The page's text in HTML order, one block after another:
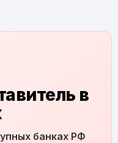
в
банках РФ